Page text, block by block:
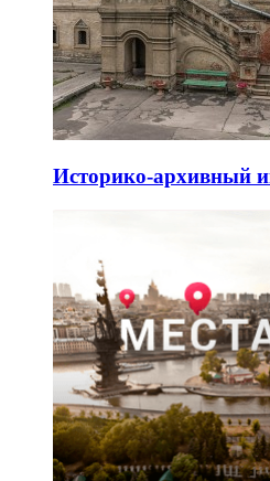
Историко-архивный